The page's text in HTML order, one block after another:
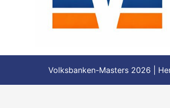
Volksbanken-Masters 2026 |